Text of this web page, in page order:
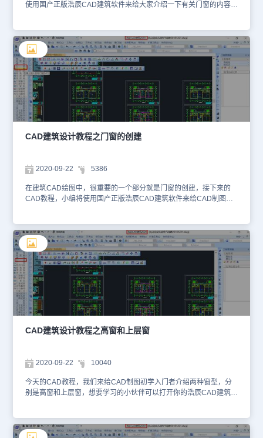
使用国产正版浩辰CAD建筑软件来给大家介绍一下有关门窗的内容，
的概念一节已经介绍了各种门窗的特点，本节以普通门窗为例，对门
窗的创建方法作深入的介绍：门窗参数对话框下有一工具栏，分隔条
左边是定位模式图标，右边是门窗类型图标，对话框上是待创建门窗
的参数，由于门窗界面是无模式对话框，单击工具栏图标选择门窗类
型以及定位模式后，即可按命令行提示进行交互插入门窗，自动编号
功能可从编号列表中选择“自动编号”，会按洞口尺寸自动给出门窗编
号。应注意，在弧墙上使用普通门窗插入时，如门窗的宽度大，弧墙
的曲率半径小，这时插入失败，可改用弧窗类型。门窗插入的定位可
以按轴线或者墙垛，支持直接和嵌套的外部参照和图块内的轴网，如
下图所示为支持嵌套的轴网图块的门窗绘制实例。 建筑设计→门窗
→门窗(MC)点取菜单命令后，显示如下对话框，以下按工具栏的门
容今天就给大家介绍到这里了，需要CAD制图软件的小伙伴可以在浩
辰CAD下载中心下载各种的CAD制图软件，比如浩辰CAD建筑软件
或者CAD快速看图软件哦！
CAD建筑设计教程之门窗的创建
2020-09-22 5386
在建筑CAD绘图中，很重要的一个部分就是门窗的创建，接下来的
CAD教程，小编将使用国产正版浩辰CAD建筑软件来给CAD制图初
墙内插入；创建这类门窗，关键是如何准确、方便、快捷地对门窗定
位，为此浩辰的门窗创建命令提供了丰富的门窗类型和多样化的定
位，多种插入方式，满足了实际工程的需求。关于门窗的创建，今天
就给各位CAD制图初学入门的小伙伴介绍到这里了，更多CAD教程
大家可持续关注浩辰CAD官网，除了电脑上的CAD制图软件之外浩
辰CAD还有手机版的CAD快速看图软件，有需要的小伙伴可以到浩
辰官网CAD下载中心免费下载安装哦！
CAD建筑设计教程之高窗和上层窗
2020-09-22 10040
今天的CAD教程，我们来给CAD制图初学入门者介绍两种窗型，分
别是高窗和上层窗，想要学习的小伙伴可以打开你的浩辰CAD建筑软
表示二维视图，而上层窗没有二维视图，只提供门窗编号，表示该处
存在另一扇(等宽)窗，但存在三维视图，用于生成立面和剖面图中的